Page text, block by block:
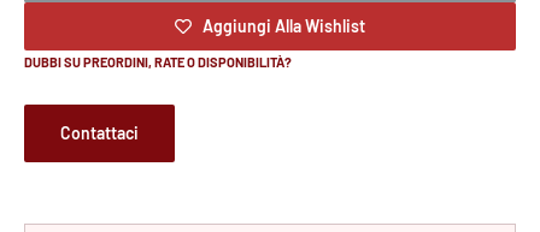
Aggiungi Alla Wishlist
DUBBI SU PREORDINI, RATE O DISPONIBILITÀ?
Contattaci